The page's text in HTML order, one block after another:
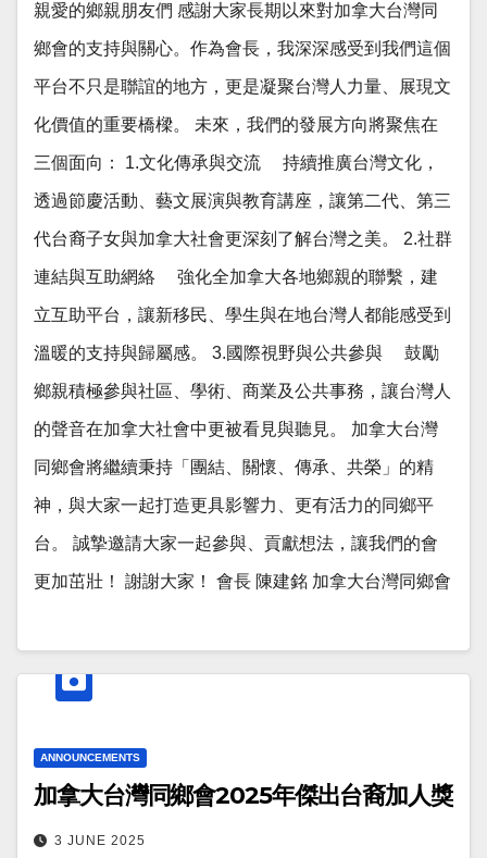
親愛的鄉親朋友們 感謝大家長期以來對加拿大台灣同
鄉會的支持與關心。作為會長，我深深感受到我們這個
平台不只是聯誼的地方，更是凝聚台灣人力量、展現文
化價值的重要橋樑。 未來，我們的發展方向將聚焦在
三個面向： 1.文化傳承與交流 持續推廣台灣文化，
透過節慶活動、藝文展演與教育講座，讓第二代、第三
代台裔子女與加拿大社會更深刻了解台灣之美。 2.社群
連結與互助網絡 強化全加拿大各地鄉親的聯繫，建
立互助平台，讓新移民、學生與在地台灣人都能感受到
溫暖的支持與歸屬感。 3.國際視野與公共參與 鼓勵
鄉親積極參與社區、學術、商業及公共事務，讓台灣人
的聲音在加拿大社會中更被看見與聽見。 加拿大台灣
同鄉會將繼續秉持「團結、關懷、傳承、共榮」的精
神，與大家一起打造更具影響力、更有活力的同鄉平
台。 誠摯邀請大家一起參與、貢獻想法，讓我們的會
更加茁壯！ 謝謝大家！ 會長 陳建銘 加拿大台灣同鄉會
ANNOUNCEMENTS
加拿大台灣同鄉會2025年傑出台裔加人獎
3 JUNE 2025